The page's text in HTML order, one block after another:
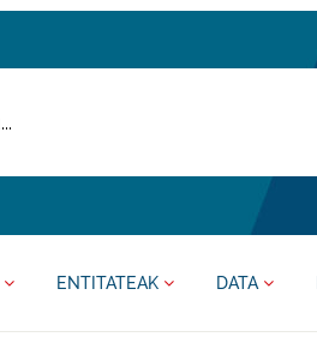
ENTITATEAK DATA